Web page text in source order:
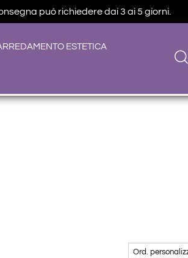
può richiedere dai 3 ai 5 giorni.
ESTETICA